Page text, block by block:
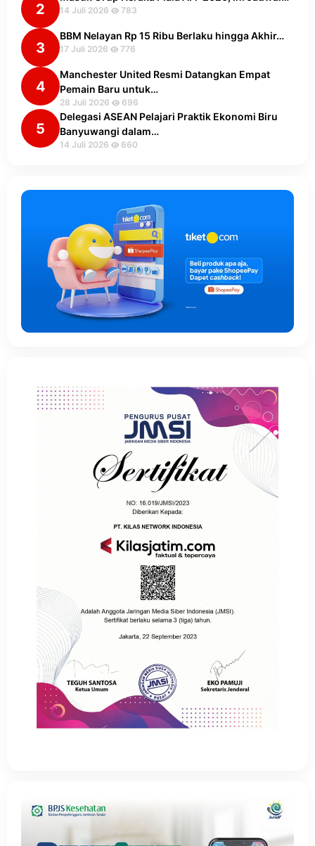
2 14 Juli 2026 783
3
BBM Nelayan Rp 15 Ribu Berlaku hingga Akhir…
17 Juli 2026 776
4
Manchester United Resmi Datangkan Empat
Pemain Baru untuk…
28 Juli 2026 696
5
Delegasi ASEAN Pelajari Praktik Ekonomi Biru
Banyuwangi dalam…
14 Juli 2026 660